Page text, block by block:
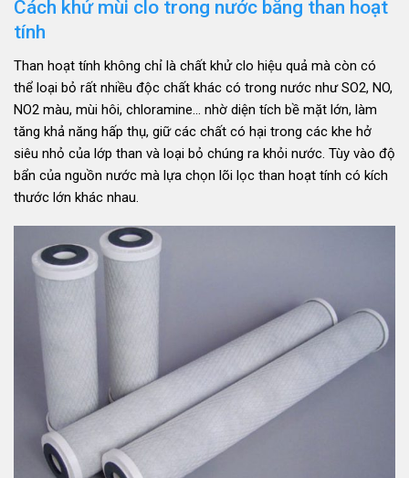
Cách khử mùi clo trong nước bằng than hoạt
tính
Than hoạt tính không chỉ là chất khử clo hiệu quả mà còn có
thể loại bỏ rất nhiều độc chất khác có trong nước như SO2, NO,
NO2 màu, mùi hôi, chloramine… nhờ diện tích bề mặt lớn, làm
tăng khả năng hấp thụ, giữ các chất có hại trong các khe hở
siêu nhỏ của lớp than và loại bỏ chúng ra khỏi nước. Tùy vào độ
bẩn của nguồn nước mà lựa chọn lõi lọc than hoạt tính có kích
thước lớn khác nhau.